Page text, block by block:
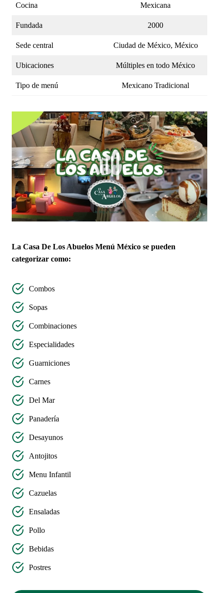
Cocina Mexicana
Fundada 2000
Sede central Ciudad de México, México
Ubicaciones Múltiples en todo México
Tipo de menú Mexicano Tradicional
La Casa De Los Abuelos Menú México se pueden
categorizar como:
Combos
Sopas
Combinaciones
Especialidades
Guarniciones
Carnes
Del Mar
Panadería
Desayunos
Antojitos
Menu Infantil
Cazuelas
Ensaladas
Pollo
Bebidas
Postres